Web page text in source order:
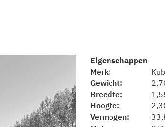
Eigenschappen
Merk
Gewicht
Breedte
Hoogte
Vermogen